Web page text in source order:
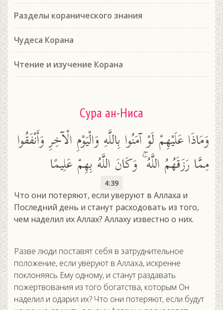
Разделы коранического знания
Чудеса Корана
Чтение и изучение Корана
Сура ан-Ниса
وَمَاذَا عَلَيْهِمْ لَوْ آمَنُوا بِاللَّهِ وَالْيَوْمِ الْآخِرِ وَأَنْفَقُوا
مِمَّا رَزَقَهُمُ اللَّهُ ۚ وَكَانَ اللَّهُ بِهِمْ عَلِيمًا
4:39
Что они потеряют, если уверуют в Аллаха и
Последний день и станут расходовать из того,
чем наделил их Аллах? Аллаху известно о них.
Разве люди поставят себя в затруднительное
положение, если уверуют в Аллаха, искренне
поклоняясь Ему одному, и станут раздавать
пожертвования из того богатства, которым Он
наделил и одарил их? Что они потеряют, если будут